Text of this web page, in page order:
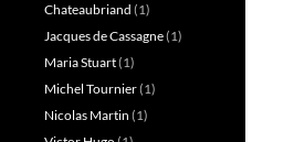
Chateaubriand (1)
Jacques de Cassagne(1)
Maria Stuart(1)
Michel Tournier(1)
Nicolas Martin (1)